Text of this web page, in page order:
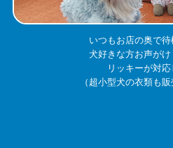
いつもお店の奥で待
犬好きな方お声がけ
リッキーが対応
（超小型犬の衣類も販